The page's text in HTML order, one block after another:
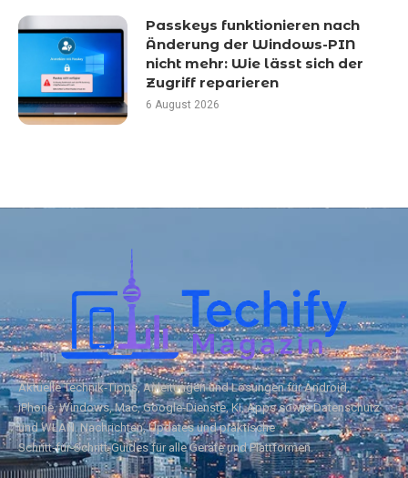
Passkeys funktionieren nach
Änderung der Windows-PIN
nicht mehr: Wie lässt sich der
Zugriff reparieren
6 August 2026
Aktuelle Technik‑Tipps, Anleitungen und Lösungen für Android,
iPhone, Windows, Mac, Google‑Dienste, KI, Apps sowie Datenschutz
und WLAN. Nachrichten, Updates und praktische
Schritt‑für‑Schritt‑Guides für alle Geräte und Plattformen.